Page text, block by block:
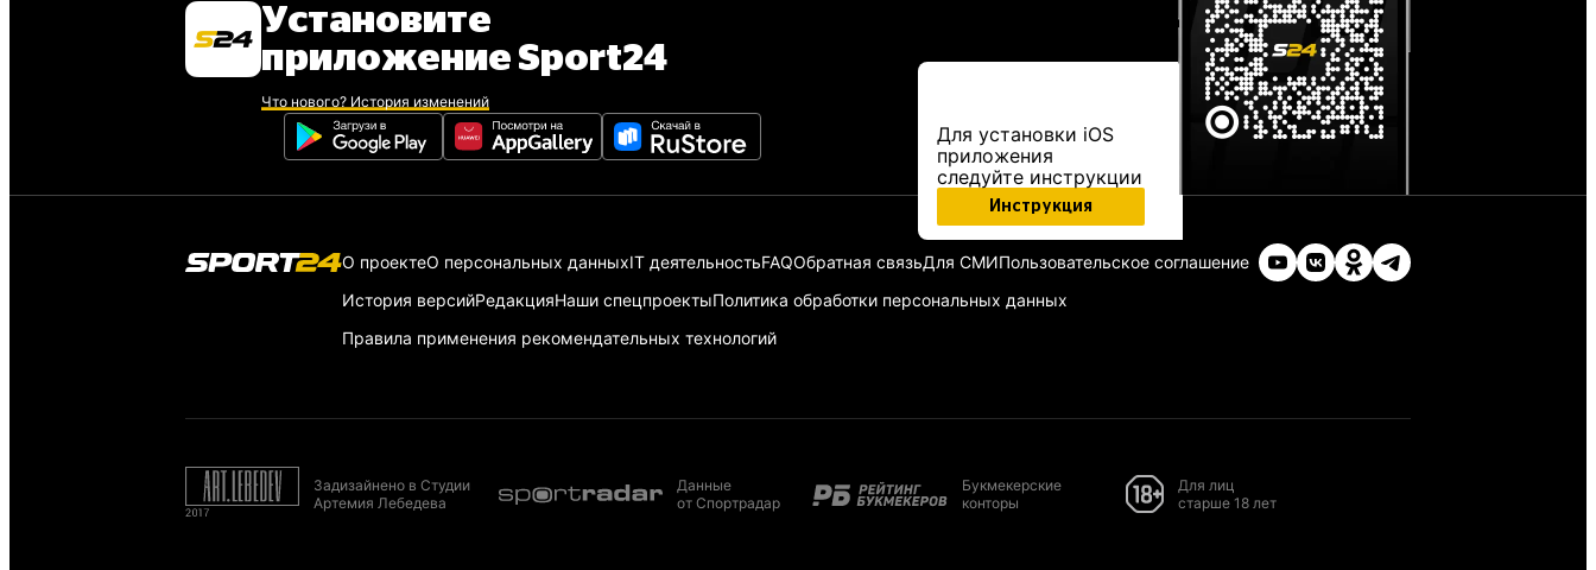
Установите
приложение Sport24
Что нового? История изменений
Для установки iOS
приложения
следуйте инструкции
Инструкция
О проектеО персональных данныхIT деятельностьFAQОбратная связьДля СМИПользовательское соглашение
История версийРедакцияНаши спецпроектыПолитика обработки персональных данных
Правила применения рекомендательных технологий
Задизайнено в Студии
Артемия Лебедева
Данные
от Спортрадар
Букмекерские
конторы
Для лиц
старше 18 лет